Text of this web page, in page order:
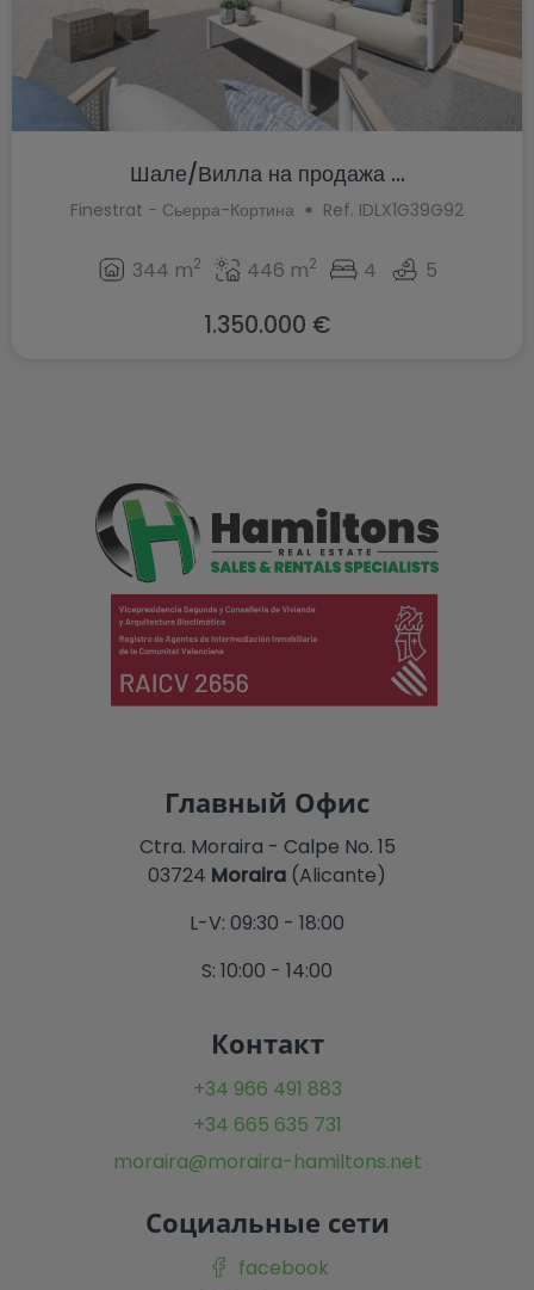
Шале/Вилла на продажа ...
Finestrat - Сьерра-Кортина Ref. IDLX1G39G92
344 m2 446 m2 4 5
1.350.000 €
Главный Офис
Ctra. Moraira - Calpe No. 15
03724 Moraira (Alicante)
L-V: 09:30 - 18:00
S: 10:00 - 14:00
Контакт
+34 966 491 883
+34 665 635 731
moraira@moraira-hamiltons.net
Социальные сети
facebook